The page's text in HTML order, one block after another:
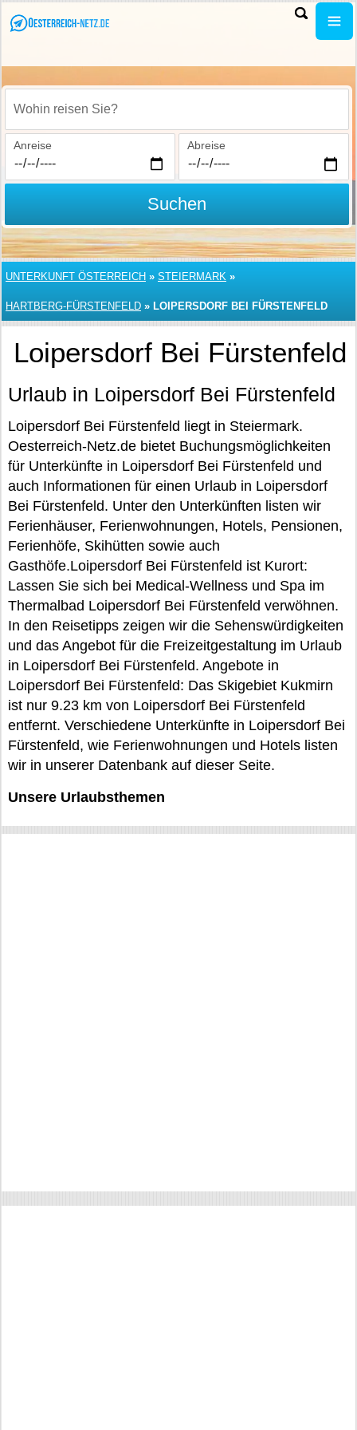
Wohin reisen Sie?
Anreise Abreise
Suchen
UNTERKUNFT ÖSTERREICH » STEIERMARK »
HARTBERG-FÜRSTENFELD » LOIPERSDORF BEI FÜRSTENFELD
Loipersdorf Bei Fürstenfeld
Urlaub in Loipersdorf Bei Fürstenfeld
Loipersdorf Bei Fürstenfeld liegt in Steiermark.
Oesterreich-Netz.de bietet Buchungsmöglichkeiten
für Unterkünfte in Loipersdorf Bei Fürstenfeld und
auch Informationen für einen Urlaub in Loipersdorf
Bei Fürstenfeld. Unter den Unterkünften listen wir
Ferienhäuser, Ferienwohnungen, Hotels, Pensionen,
Ferienhöfe, Skihütten sowie auch
Gasthöfe.Loipersdorf Bei Fürstenfeld ist Kurort:
Lassen Sie sich bei Medical-Wellness und Spa im
Thermalbad Loipersdorf Bei Fürstenfeld verwöhnen.
In den Reisetipps zeigen wir die Sehenswürdigkeiten
und das Angebot für die Freizeitgestaltung im Urlaub
in Loipersdorf Bei Fürstenfeld. Angebote in
Loipersdorf Bei Fürstenfeld: Das Skigebiet Kukmirn
ist nur 9.23 km von Loipersdorf Bei Fürstenfeld
entfernt. Verschiedene Unterkünfte in Loipersdorf Bei
Fürstenfeld, wie Ferienwohnungen und Hotels listen
wir in unserer Datenbank auf dieser Seite.
Unsere Urlaubsthemen